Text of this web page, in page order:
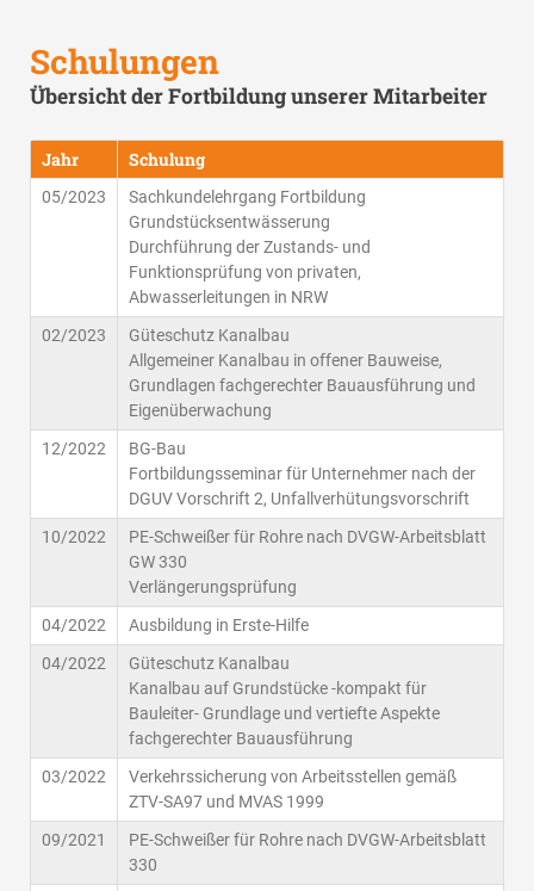
Schulungen
Übersicht der Fortbildung unserer Mitarbeiter
Jahr Schulung
05/2023
Sachkundelehrgang Fortbildung
Grundstücksentwässerung
Durchführung der Zustands- und
Funktionsprüfung von privaten,
Abwasserleitungen in NRW
02/2023
Güteschutz Kanalbau
Allgemeiner Kanalbau in offener Bauweise,
Grundlagen fachgerechter Bauausführung und
Eigenüberwachung
12/2022
BG-Bau
Fortbildungsseminar für Unternehmer nach der
DGUV Vorschrift 2, Unfallverhütungsvorschrift
10/2022
PE-Schweißer für Rohre nach DVGW-Arbeitsblatt
GW 330
Verlängerungsprüfung
04/2022
Ausbildung in Erste-Hilfe
04/2022
Güteschutz Kanalbau
Kanalbau auf Grundstücke -kompakt für
Bauleiter- Grundlage und vertiefte Aspekte
fachgerechter Bauausführung
03/2022
Verkehrssicherung von Arbeitsstellen gemäß
ZTV-SA97 und MVAS 1999
09/2021
PE-Schweißer für Rohre nach DVGW-Arbeitsblatt
330